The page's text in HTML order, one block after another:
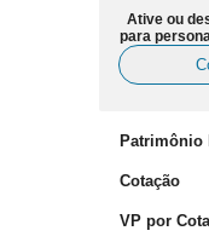
Ative ou
para
Cotação
VP por Cota